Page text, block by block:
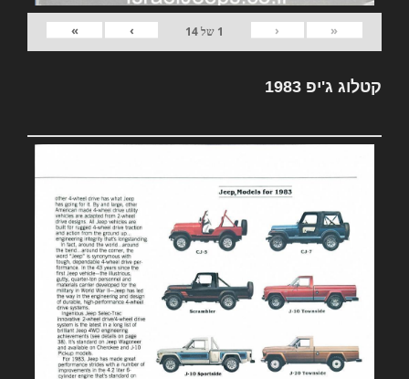
«
‹
1 של14
›
»
קטלוג ג'יפ 1983